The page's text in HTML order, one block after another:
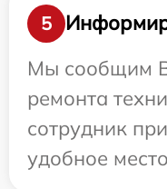
5
Мы сообщим
ремонта
сотрудник
удобное